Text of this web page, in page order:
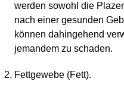
werden sowohl die
nach einer gesunden
können dahingehend
jemandem zu schaden.
Fettgewebe (Fett).